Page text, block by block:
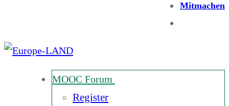
Mitmachen
MOOC Forum
Register